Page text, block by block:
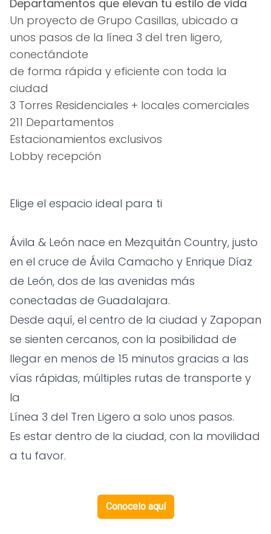
Departamentos que elevan tu estilo de vida
Un proyecto de Grupo Casillas, ubicado a
unos pasos de la línea 3 del tren ligero,
conectándote
de forma rápida y eficiente con toda la
ciudad
3 Torres Residenciales + locales comerciales
211 Departamentos
Estacionamientos exclusivos
Lobby recepción
Elige el espacio ideal para ti
Ávila & León nace en Mezquitán Country, justo
en el cruce de Ávila Camacho y Enrique Díaz
de León, dos de las avenidas más
conectadas de Guadalajara.
Desde aquí, el centro de la ciudad y Zapopan
se sienten cercanos, con la posibilidad de
llegar en menos de 15 minutos gracias a las
vías rápidas, múltiples rutas de transporte y
la
Línea 3 del Tren Ligero a solo unos pasos.
Es estar dentro de la ciudad, con la movilidad
a tu favor.
Conocelo aquí